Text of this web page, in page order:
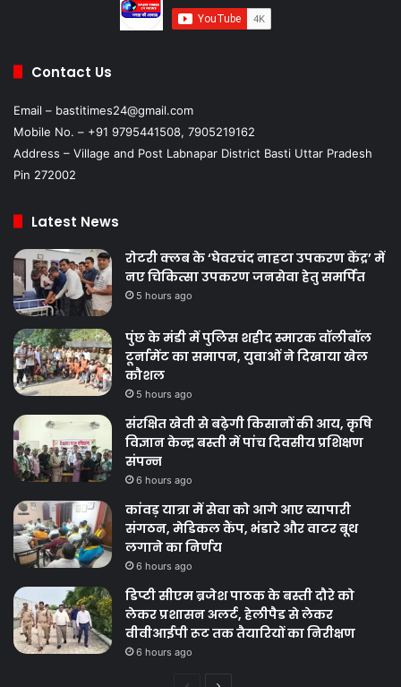
Contact Us
Email – bastitimes24@gmail.com
Mobile No. – +91 9795441508, 7905219162
Address – Village and Post Labnapar District Basti Uttar Pradesh
Pin 272002
Latest News
रोटरी क्लब के ‘घेवरचंद नाहटा उपकरण केंद्र’ में
नए चिकित्सा उपकरण जनसेवा हेतु समर्पित
5 hours ago
पुंछ के मंडी में पुलिस शहीद स्मारक वॉलीबॉल
टूर्नामेंट का समापन, युवाओं ने दिखाया खेल
कौशल
5 hours ago
संरक्षित खेती से बढ़ेगी किसानों की आय, कृषि
विज्ञान केन्द्र बस्ती में पांच दिवसीय प्रशिक्षण
संपन्न
6 hours ago
कांवड़ यात्रा में सेवा को आगे आए व्यापारी
संगठन, मेडिकल कैंप, भंडारे और वाटर बूथ
लगाने का निर्णय
6 hours ago
डिप्टी सीएम ब्रजेश पाठक के बस्ती दौरे को
लेकर प्रशासन अलर्ट, हेलीपैड से लेकर
वीवीआईपी रूट तक तैयारियों का निरीक्षण
6 hours ago